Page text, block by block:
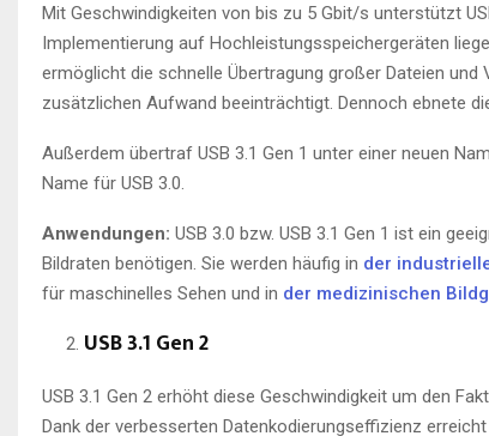
Mit Geschwindigkeiten von bis zu 5 Gbit/s unterstützt
Implementierung auf Hochleistungsspeichergeräten
ermöglicht die schnelle Übertragung großer Dateien
zusätzlichen Aufwand beeinträchtigt. Dennoch ebnete
Außerdem übertraf USB 3.1 Gen 1 unter einer neuen
Name für USB 3.0.
Anwendungen: USB 3.0 bzw. USB 3.1 Gen 1 ist ein
Bildraten benötigen. Sie werden häufig in der
für maschinelles Sehen und in der medizinischen
USB 3.1 Gen2
USB 3.1 Gen 2 erhöht diese Geschwindigkeit um den
Dank der verbesserten Datenkodierungseffizienz